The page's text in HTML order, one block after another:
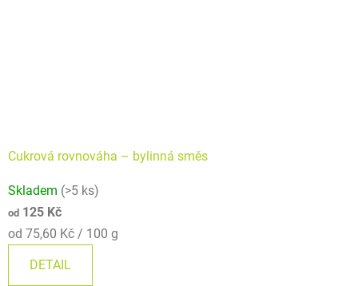
Cukrová rovnováha – bylinná směs
Skladem (>5 ks)
od 125 Kč
Měrná
od 75,60 Kč / 100 g
DETAIL